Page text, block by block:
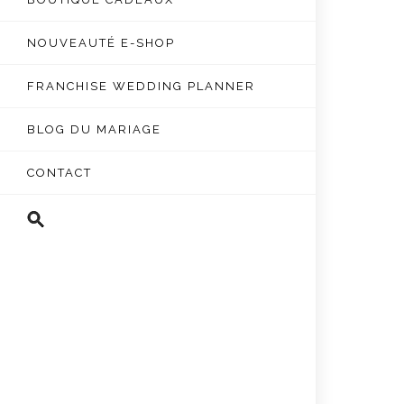
NOUVEAUTÉ E-SHOP
FRANCHISE WEDDING PLANNER
BLOG DU MARIAGE
CONTACT